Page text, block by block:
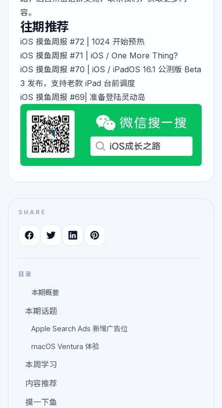
容。
往期推荐
iOS 摸鱼周报 #72 | 1024 开始预热
iOS 摸鱼周报 #71 | iOS / One More Thing?
iOS 摸鱼周报 #70 | iOS / iPadOS 16.1 公测版 Beta
3 发布，支持老款 iPad 台前调度
iOS 摸鱼周报 #69| 准备登陆灵动岛
SHARE
目录
本期概要
本期话题
Apple Search Ads 新增广告位
macOS Ventura 体验
本周学习
内容推荐
摸一下鱼